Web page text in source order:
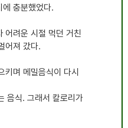
에 충분했었다.
어려운 시절 먹던 거친
어져 갔다.
키며 메밀음식이 다시
음식.그래서 칼로리가